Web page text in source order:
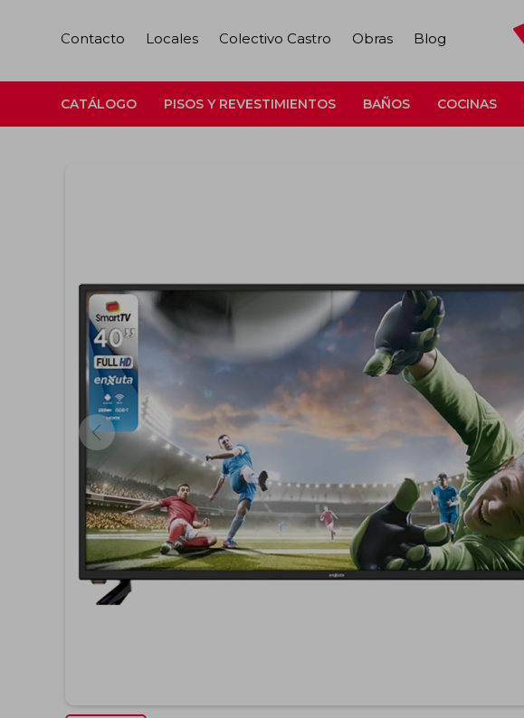
CATÁLOGO PISOS Y REVESTIMIENTOS BAÑOS COCINAS
Contacto Locales Colectivo Castro Obras Blog